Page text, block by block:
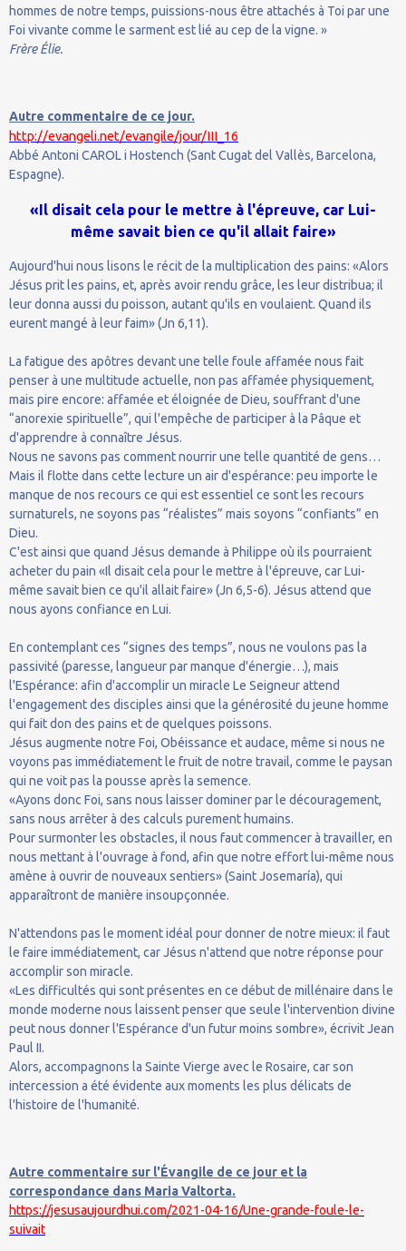
hommes de notre temps, puissions-nous être attachés à Toi par une
Foi vivante comme le sarment est lié au cep de la vigne. »
Frère Élie.
Autre commentaire de ce jour.
http://evangeli.net/evangile/jour/III_16
Abbé Antoni CAROL i Hostench (Sant Cugat del Vallès, Barcelona,
Espagne).
«Il disait cela pour le mettre à l'épreuve, car Lui-
même savait bien ce qu'il allait faire»
Aujourd'hui nous lisons le récit de la multiplication des pains: «Alors
Jésus prit les pains, et, après avoir rendu grâce, les leur distribua; il
leur donna aussi du poisson, autant qu'ils en voulaient. Quand ils
eurent mangé à leur faim» (Jn 6,11).
La fatigue des apôtres devant une telle foule affamée nous fait
penser à une multitude actuelle, non pas affamée physiquement,
mais pire encore: affamée et éloignée de Dieu, souffrant d'une
“anorexie spirituelle”, qui l'empêche de participer à la Pâque et
d'apprendre à connaître Jésus.
Nous ne savons pas comment nourrir une telle quantité de gens…
Mais il flotte dans cette lecture un air d'espérance: peu importe le
manque de nos recours ce qui est essentiel ce sont les recours
surnaturels, ne soyons pas “réalistes” mais soyons “confiants” en
Dieu.
C'est ainsi que quand Jésus demande à Philippe où ils pourraient
acheter du pain «Il disait cela pour le mettre à l'épreuve, car Lui-
même savait bien ce qu'il allait faire» (Jn 6,5-6). Jésus attend que
nous ayons confiance en Lui.
En contemplant ces “signes des temps”, nous ne voulons pas la
passivité (paresse, langueur par manque d'énergie…), mais
l'Espérance: afin d'accomplir un miracle Le Seigneur attend
l'engagement des disciples ainsi que la générosité du jeune homme
qui fait don des pains et de quelques poissons.
Jésus augmente notre Foi, Obéissance et audace, même si nous ne
voyons pas immédiatement le fruit de notre travail, comme le paysan
qui ne voit pas la pousse après la semence.
«Ayons donc Foi, sans nous laisser dominer par le découragement,
sans nous arrêter à des calculs purement humains.
Pour surmonter les obstacles, il nous faut commencer à travailler, en
nous mettant à l'ouvrage à fond, afin que notre effort lui-même nous
amène à ouvrir de nouveaux sentiers» (Saint Josemaría), qui
apparaîtront de manière insoupçonnée.
N'attendons pas le moment idéal pour donner de notre mieux: il faut
le faire immédiatement, car Jésus n'attend que notre réponse pour
accomplir son miracle.
«Les difficultés qui sont présentes en ce début de millénaire dans le
monde moderne nous laissent penser que seule l'intervention divine
peut nous donner l'Espérance d'un futur moins sombre», écrivit Jean
Paul II.
Alors, accompagnons la Sainte Vierge avec le Rosaire, car son
intercession a été évidente aux moments les plus délicats de
l'histoire de l'humanité.
Autre commentaire sur l'Évangile de ce jour et la
correspondance dans Maria Valtorta.
https://jesusaujourdhui.com/2021-04-16/Une-grande-foule-le-
suivait